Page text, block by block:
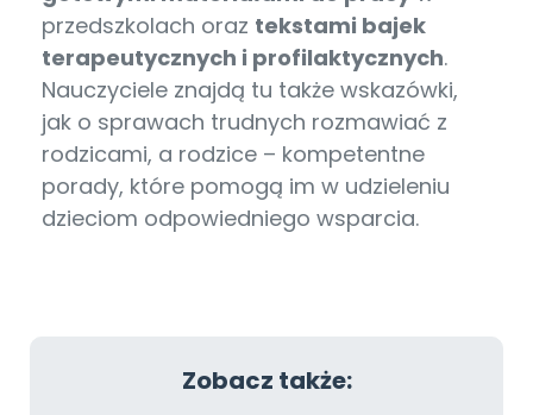
przedszkolach oraz tekstami bajek
terapeutycznych i profilaktycznych.
Nauczyciele znajdą tu także wskazówki,
jak o sprawach trudnych rozmawiać z
rodzicami, a rodzice – kompetentne
porady, które pomogą im w udzieleniu
dzieciom odpowiedniego wsparcia.
Zobacz także: